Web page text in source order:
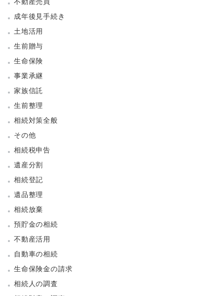
成年後見手続き
土地活用
生前贈与
生命保険
事業承継
家族信託
生前整理
相続対策全般
その他
相続税申告
遺産分割
相続登記
遺品整理
相続放棄
預貯金の相続
不動産活用
自動車の相続
生命保険金の請求
相続人の調査